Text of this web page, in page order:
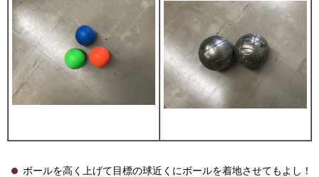
ボールを高く上げて目標の球近くにボールを着地させてもよし！